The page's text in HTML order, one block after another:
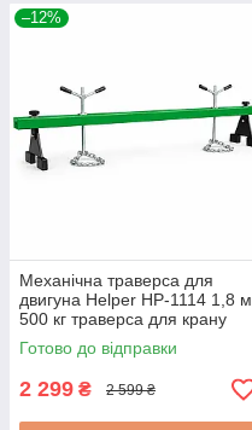
–12%
Механічна траверса для
двигуна Helper HP-1114 1,8 м
500 кг траверса для крану
вантажопідіймальні траверса
Готово до відправки
2 299 ₴ 2 599 ₴